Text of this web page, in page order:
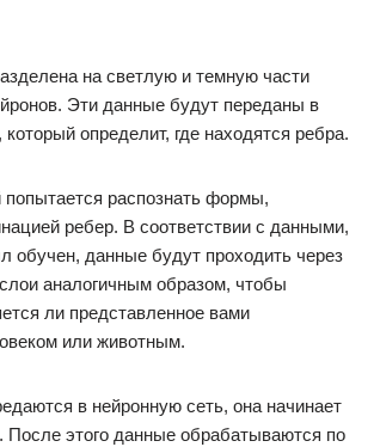
на светлую и темную части
Эти данные будут переданы в
определит, где находятся ребра.
распознать формы,
ребер. В соответствии с данными,
обучен, данные будут проходить через
аналогичным образом, чтобы
ли представленное вами
или животным.
в нейронную сеть, она начинает
После этого данные обрабатываются по